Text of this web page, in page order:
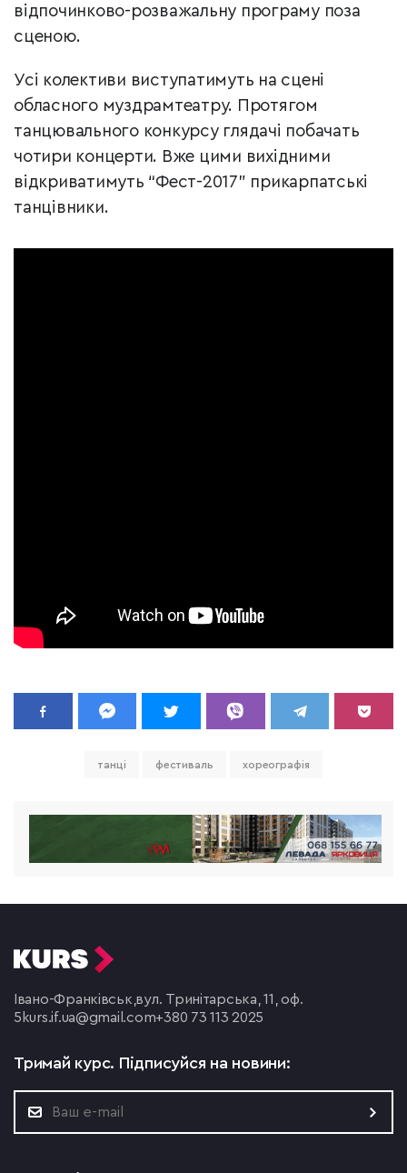
відпочинково-розважальну програму поза
сценою.
Усі колективи виступатимуть на сцені
обласного муздрамтеатру. Протягом
танцювального конкурсу глядачі побачать
чотири концерти. Вже цими вихідними
відкриватимуть “Фест-2017” прикарпатські
танцівники.
танці фестиваль хореографія
Івано-Франківськ,вул. Тринітарська, 11, оф.
5 kurs.if.ua@gmail.com+380 73 113 2025
Тримай курс. Підписуйся на новини: